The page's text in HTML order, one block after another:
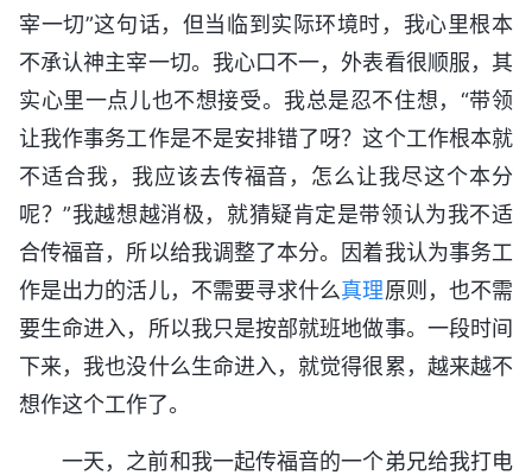
宰一切”这句话，但当临到实际环境时，我心里根本
不承认神主宰一切。我心口不一，外表看很顺服，其
实心里一点儿也不想接受。我总是忍不住想，“带领
让我作事务工作是不是安排错了呀？这个工作根本就
不适合我，我应该去传福音，怎么让我尽这个本分
呢？”我越想越消极，就猜疑肯定是带领认为我不适
合传福音，所以给我调整了本分。因着我认为事务工
作是出力的活儿，不需要寻求什么真理原则，也不需
要生命进入，所以我只是按部就班地做事。一段时间
下来，我也没什么生命进入，就觉得很累，越来越不
想作这个工作了。
一天，之前和我一起传福音的一个弟兄给我打电